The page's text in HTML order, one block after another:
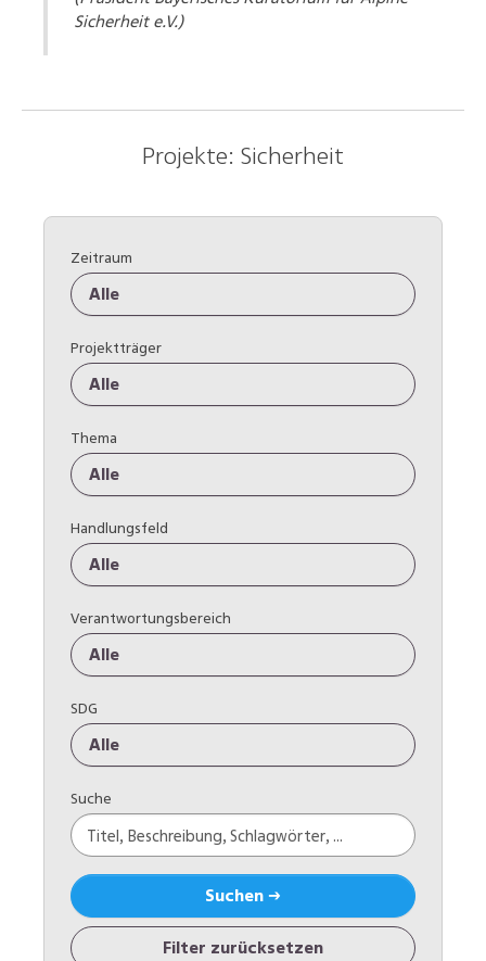
Sicherheit e.V.)
Projekte: Sicherheit
Zeitraum
Alle
Projektträger
Alle
Thema
Alle
Handlungsfeld
Alle
Verantwortungsbereich
Alle
SDG
Alle
Suche
Suchen →
Filter zurücksetzen